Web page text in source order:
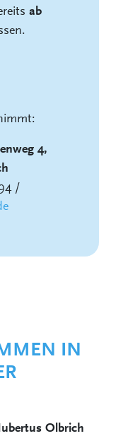
ab
4,
/
IN
Olbrich